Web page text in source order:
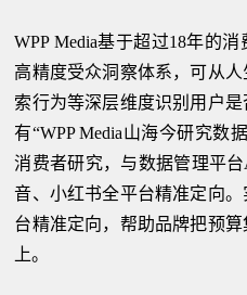
WPP Media基于超过18年的
高精度受众洞察体系，可从
索行为等深层维度识别用户
有“WPP Media山海今研究数
消费者研究，与数据管理平
音、小红书全平台精准定向
台精准定向，帮助品牌把预
上。